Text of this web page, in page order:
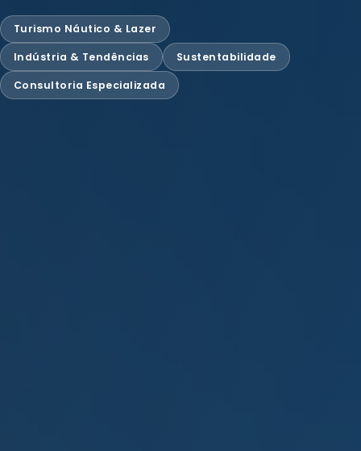
Turismo Náutico & Lazer
Indústria & Tendências Sustentabilidade
Consultoria Especializada